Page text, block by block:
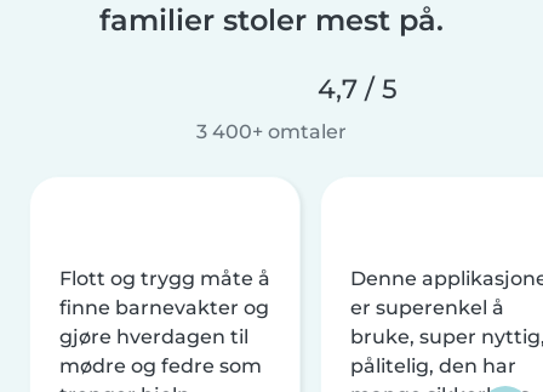
familier stoler mest på.
4,7 / 5
3 400+ omtaler
Flott og trygg måte å
finne barnevakter og
gjøre hverdagen til
mødre og fedre som
Denne
er superenkel å
bruke, super
pålitelig, den har